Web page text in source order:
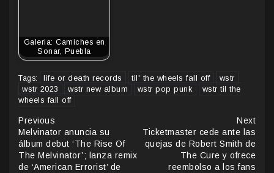
Galeria: Camiches en
Sonar, Puebla
Tags: life or death records til' the wheels fall off
wstr
wstr 2023
wstr new album wstr pop punk
wstr til the
wheels fall off
Continue
Reading
Previous
Melvinator anuncia su
álbum debut ‘The Rise Of
The Melvinator’; lanza remix
de ‘American Errorist’ de
Next
Ticketmaster cede ante las
quejas de Robert Smith de
The Cure y ofrece
reembolso a los fans